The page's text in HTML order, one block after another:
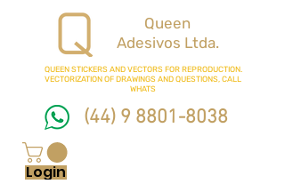
QUEEN STICKERSAND VECTORS FOR REPRODUCTION.
VECTORIZATION OF DRAWINGS AND QUESTIONS, CALL
WHATS
(44) 9 8801-8038
Login
Queen
Adesivos Ltda.